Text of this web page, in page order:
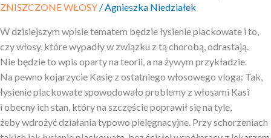
ZNISZCZONE WŁOSY /Agnieszka Niedziałek
W dzisiejszym wpisie tematem będzie łysienie plackowate i to,
czy włosy, które wypadły w związku z tą chorobą, odrastają.
Nie będzie to wpis oparty na teorii, a na żywym przykładzie.
Na pewno kojarzycie Kasię z ostatniego włosowego vloga: Tak,
łysienie plackowate spowodowało problemy z włosami Kasi
i obecny ich stan, który na szczęście poprawił się na tyle,
żeby wdrożyć działania typowo pielęgnacyjne. Przy schorzeniach